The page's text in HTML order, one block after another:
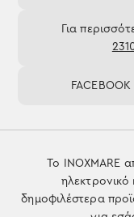
Για
FACEBOOK
Το INOXMARE
ηλεκτρονικό
δημοφιλέστερα